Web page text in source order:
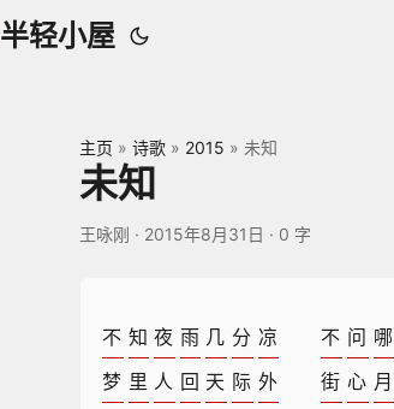
半轻小屋
主页 » 诗歌 » 2015 » 未知
未知
王咏刚 · 2015年8月31日 · 0 字
不 知 夜 雨 几 分 凉 不 问 哪
梦 里 人 回 天 际 外 街 心 月